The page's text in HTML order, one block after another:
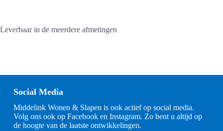
Leverbaar in de meerdere afmetingen
Social Media
Middelink Wonen & Slapen is ook actief op social media.
Volg ons ook op Facebook en Instagram. Zo bent u altijd op
de hoogte van de laatste ontwikkelingen.